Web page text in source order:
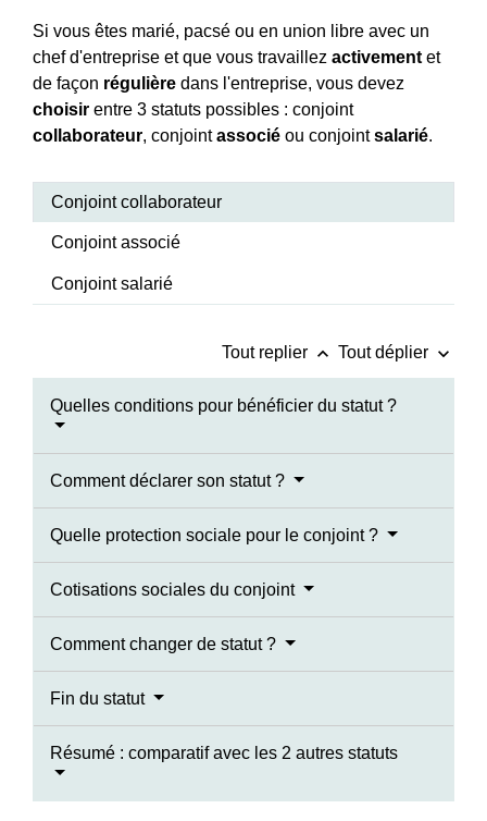
Si vous êtes marié, pacsé ou en union libre avec un
chef d'entreprise et que vous travaillez activement et
de façon régulière dans l'entreprise, vous devez
choisir entre 3 statuts possibles : conjoint
collaborateur, conjointassocié ou conjointsalarié.
Conjoint collaborateur
Conjoint associé
Conjoint salarié
Tout replier keyboard_arrow_up Tout déplier keyboard_arrow_down
Quelles conditions pour bénéficier du statut ?
Comment déclarer son statut ?
Quelle protection sociale pour le conjoint ?
Cotisations sociales du conjoint
Comment changer de statut ?
Fin du statut
Résumé : comparatif avec les 2 autres statuts